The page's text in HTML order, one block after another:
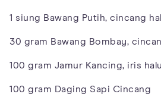
1 siung Bawang Putih, cincang
30 gram Bawang Bombay,
100 gram Jamur Kancing, iris
100 gram Daging Sapi Cincang